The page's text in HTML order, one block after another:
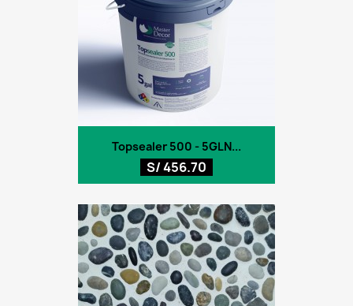
Topsealer 500 - 5GLN...
S/ 456.70